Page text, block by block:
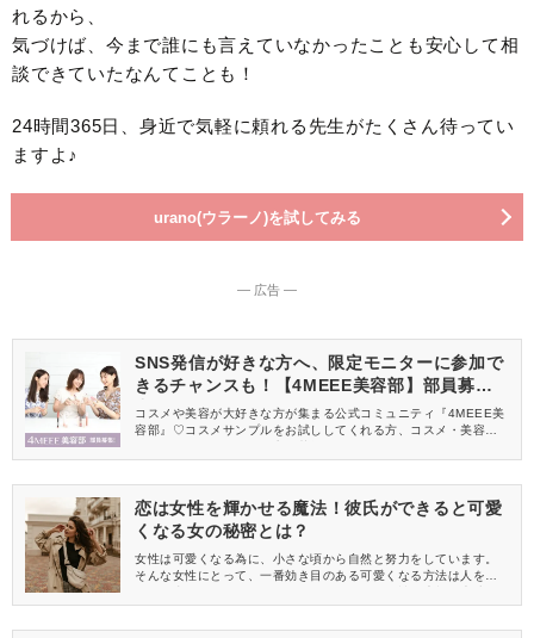
れるから、
気づけば、今まで誰にも言えていなかったことも安心して相
談できていたなんてことも！
24時間365日、身近で気軽に頼れる先生がたくさん待ってい
ますよ♪
urano(ウラーノ)を試してみる
― 広告 ―
SNS発信が好きな方へ、限定モニターに参加で
きるチャンスも！【4MEEE美容部】部員募集
中
コスメや美容が大好きな方が集まる公式コミュニティ『4MEEE美
容部』♡コスメサンプルをお試ししてくれる方、コスメ・美容情報
恋は女性を輝かせる魔法！彼氏ができると可愛
くなる女の秘密とは？
女性は可愛くなる為に、小さな頃から自然と努力をしています。
そんな女性にとって、一番効き目のある可愛くなる方法は人を好
かかりますからね。あなたは魔法にかかった事がありますか？そ